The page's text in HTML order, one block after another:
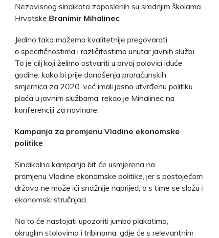
Nezavisnog sindikata zaposlenih su srednjim školama
Hrvatske Branimir Mihalinec
Jedino tako možemo kvalitetnije pregovarati
o specifičnostima i različitostima unutar javnih službi.
To je cilj koji želimo ostvariti u prvoj polovici iduće
godine, kako bi prije donošenja proračunskih
smjernica za 2020. već imali jasno utvrđenu politiku
plaća u javnim službama, rekao je Mihalinec na
konferenciji za novinare.
Kampanja za promjenu Vladine ekonomske
politike
Sindikalna kampanja bit će usmjerena na
promjenu Vladine ekonomske politike, jer s postojećom
država ne može ići snažnije naprijed, a s time se slažu i
ekonomski stručnjaci.
Na to će nastojati upozoriti jumbo plakatima,
okruglim stolovima i tribinama, gdje će s relevantnim